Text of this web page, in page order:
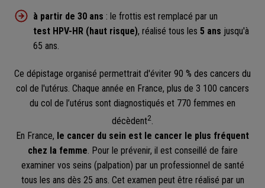
à partir de 30 ans : le frottis est remplacé par un
test HPV-HR (haut risque), réalisé tous les 5 ans jusqu'à
65 ans.
Ce dépistage organisé permettrait d'éviter 90 % des cancers du
col de l'utérus. Chaque année en France, plus de 3 100 cancers
du col de l’utérus sont diagnostiqués et 770 femmes en
décèdent2.
En France, le cancer du sein est le cancer le plus fréquent
chez la femme. Pour le prévenir, il est conseillé de faire
examiner vos seins (palpation) par un professionnel de santé
tous les ans dès 25 ans. Cet examen peut être réalisé par un